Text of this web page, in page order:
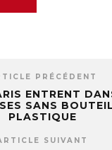
PRÉCÉDENT
ENTRENT
SANS
PLASTIQUE
SUIVANT